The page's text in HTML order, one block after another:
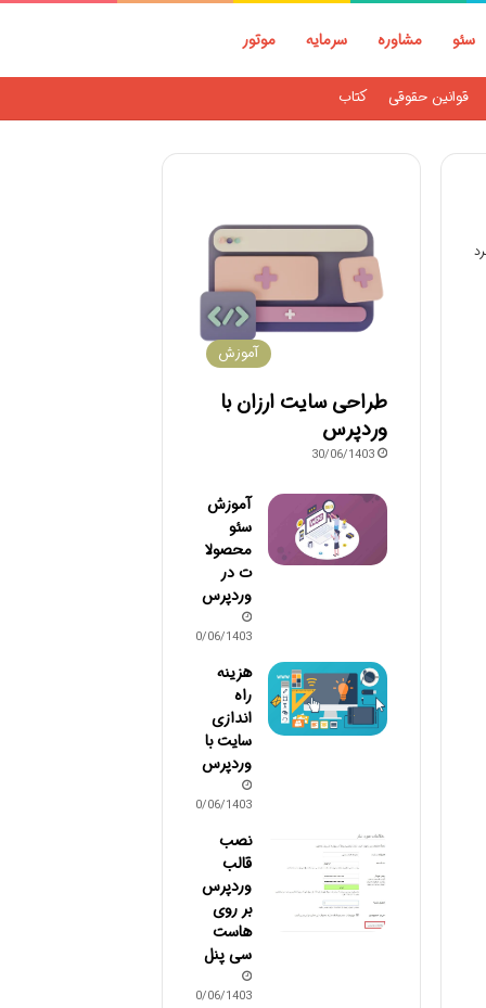
سئو مشاوره سرمایه موتور
قوانین حقوقی کتاب
آموزش
طراحی سایت ارزان با
وردپرس
30/06/1403
آموزش
سئو
محصولا
ت در
وردپرس
30/06/1403
هزینه
راه
اندازی
سایت با
وردپرس
30/06/1403
نصب
قالب
وردپرس
بر روی
هاست
سی پنل
30/06/1403